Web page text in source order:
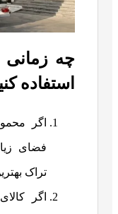
چه
استفاده
اگر
فضای
تراک
اگر